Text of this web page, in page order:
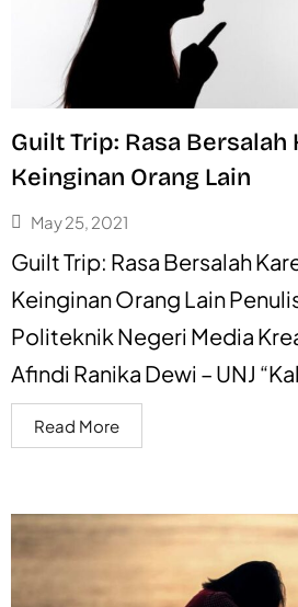
Guilt Trip: Rasa Bersalah
Keinginan Orang Lain
May 25, 2021
Guilt Trip: Rasa Bersalah
Keinginan Orang Lain
Politeknik Negeri Media
Afindi Ranika Dewi – UNJ
Read More